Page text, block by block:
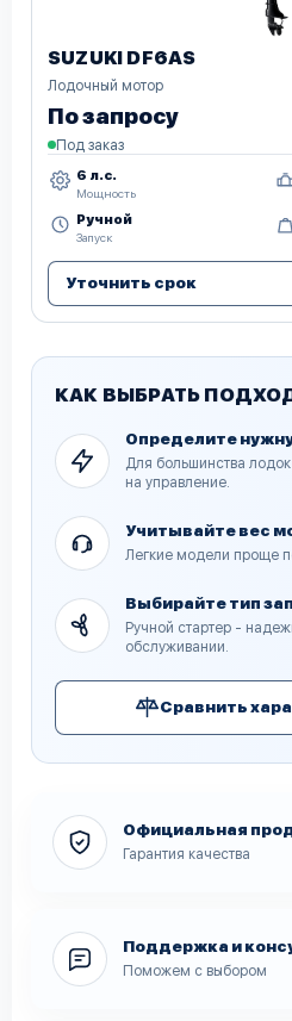
SUZUKI DF6AS
Лодочный мотор
По запросу
Под заказ
6 л.с.
Мощность
Ручной
Запуск
Уточнить срок
КАК ВЫБРАТЬ
Определите
Для большинства
на управление.
Учитывайте вес
Легкие модели проще
Выбирайте тип
Ручной стартер -
обслуживании.
Сравнить
Официальная
Гарантия качества
Поддержка и
Поможем с выбором